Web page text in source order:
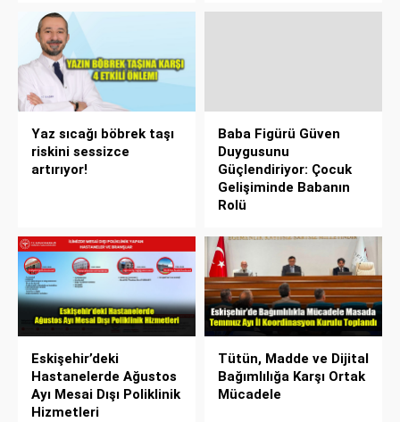
Yaz sıcağı böbrek taşı
riskini sessizce
artırıyor!
Baba Figürü Güven
Duygusunu
Güçlendiriyor: Çocuk
Gelişiminde Babanın
Rolü
Eskişehir’deki
Hastanelerde Ağustos
Ayı Mesai Dışı Poliklinik
Hizmetleri
Tütün, Madde ve Dijital
Bağımlılığa Karşı Ortak
Mücadele